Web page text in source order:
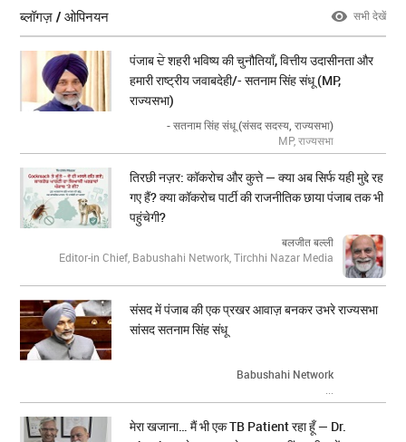
ब्लॉगज़ / ओपिनयन
सभी देखें
पंजाब ਦੇ शहरी भविष्य की चुनौतियाँ, वित्तीय उदासीनता और
हमारी राष्ट्रीय जवाबदेही/- सतनाम सिंह संधू (MP,
राज्यसभा)
- सतनाम सिंह संधू (संसद सदस्य, राज्यसभा)
MP, राज्यसभा
तिरछी नज़र: कॉकरोच और कुत्ते — क्या अब सिर्फ यही मुद्दे रह
गए हैं? क्या कॉकरोच पार्टी की राजनीतिक छाया पंजाब तक भी
पहुंचेगी?
बलजीत बल्ली
Editor-in Chief, Babushahi Network, Tirchhi Nazar Media
संसद में पंजाब की एक प्रखर आवाज़ बनकर उभरे राज्यसभा
सांसद सतनाम सिंह संधू
Babushahi Network
...
मेरा खजाना… मैं भी एक TB Patient रहा हूँ — Dr.